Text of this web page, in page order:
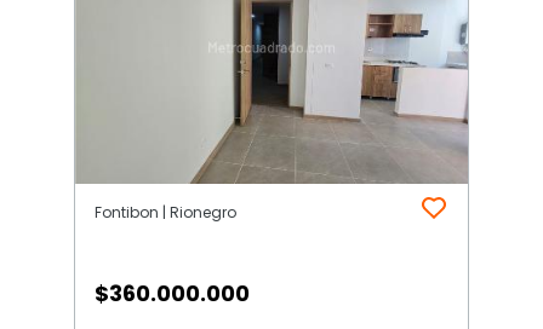
Fontibon | Rionegro
$360.000.000